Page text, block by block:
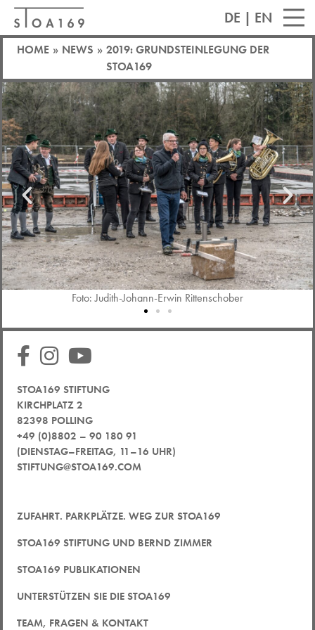
DE | EN
HOME » NEWS » 2019: GRUNDSTEINLEGUNG DER
STOA169
Foto: Judith-Johann-Erwin Rittenschober
STOA169 STIFTUNG
KIRCHPLATZ 2
82398 POLLING
+49 (0)8802 – 90 180 91
(DIENSTAG–FREITAG, 11–16 UHR)
STIFTUNG@STOA169.COM
ZUFAHRT. PARKPLÄTZE. WEG ZUR STOA169
STOA169 STIFTUNG UND BERND ZIMMER
STOA169 PUBLIKATIONEN
UNTERSTÜTZEN SIE DIE STOA169
TEAM, FRAGEN & KONTAKT